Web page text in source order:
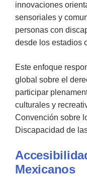
innovaciones
sensoriales y
personas con
desde los estadios
Este enfoque
global sobre el
participar
culturales y
Convención sobre
Discapacidad de
Mexicanos